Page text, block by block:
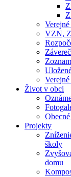
VZN,
Život v obci
Projekty
školy
domu